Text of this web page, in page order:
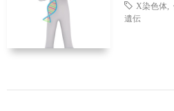
X染色体
遺伝